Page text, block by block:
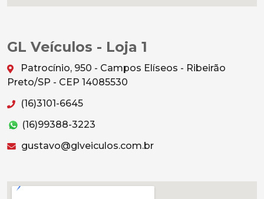
GL Veículos - Loja 1
Patrocínio, 950 - Campos Elíseos - Ribeirão
Preto/SP - CEP 14085530
(16)3101-6645
(16)99388-3223
gustavo@glveiculos.com.br